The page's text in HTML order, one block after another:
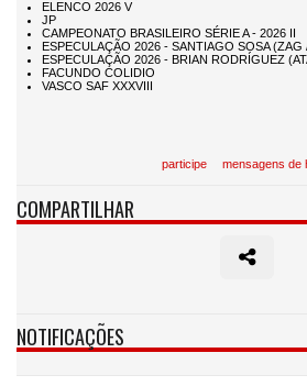
participe mensagens de
COMPARTILHAR
NOTIFICAÇÕES